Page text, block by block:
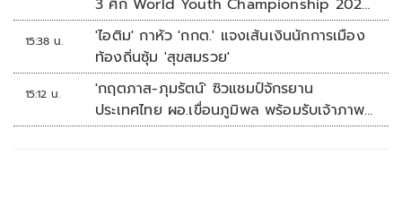
3 ศึก World Youth Championship 2026
ที่สิงคโปร์
15:38 น.
'ไอติม' กาหัว 'กกต.' แจงเส้นเงินนักการเมือง
ท้องถิ่นซุ้ม 'สุขสมรวย'
15:12 น.
'กฤตภาส-ภุมรัตน์' ซิวแชมป์จักรยาน
ประเทศไทย ผอ.เขื่อนภูมิพล พร้อมรับเจ้าภาพ
ต่อ ปี 2570